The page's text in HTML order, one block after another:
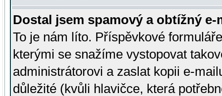
Dostal jsem spamový a obtížný
To je nám líto. Příspěvkové
kterými se snažíme vystopovat
administrátorovi a zaslat kopii e-
důležité (kvůli hlavičce, která